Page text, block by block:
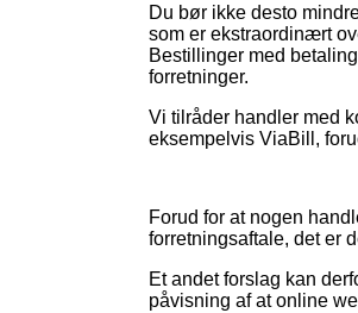
Du bør ikke desto
som er ekstraordinært
Bestillinger med
forretninger.
Vi tilråder handler med
eksempelvis ViaBill,
Forud for at nogen
forretningsaftale, det er
Et andet forslag kan
påvisning af at online